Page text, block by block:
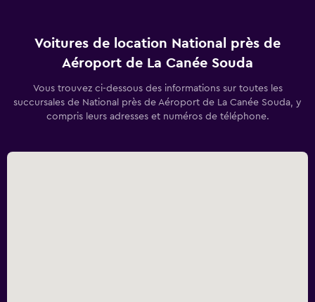
Voitures de location National près de
Aéroport de La Canée Souda
Vous trouvez ci-dessous des informations sur toutes les
succursales de National près de Aéroport de La Canée Souda, y
compris leurs adresses et numéros de téléphone.